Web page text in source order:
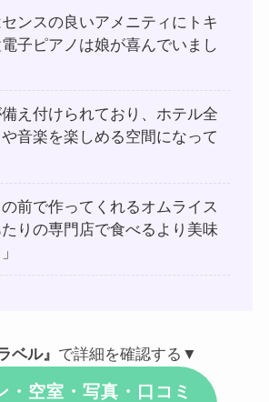
センスの良いアメニティにトキ
子ピアノは娘が喜んでいまし
備え付けられており、ホテル全
音楽を楽しめる空間になって
の前で作ってくれるオムライス
りの専門店で食べるより美味
ベル』 で詳細を確認する▼
・空室・写真・口コミ